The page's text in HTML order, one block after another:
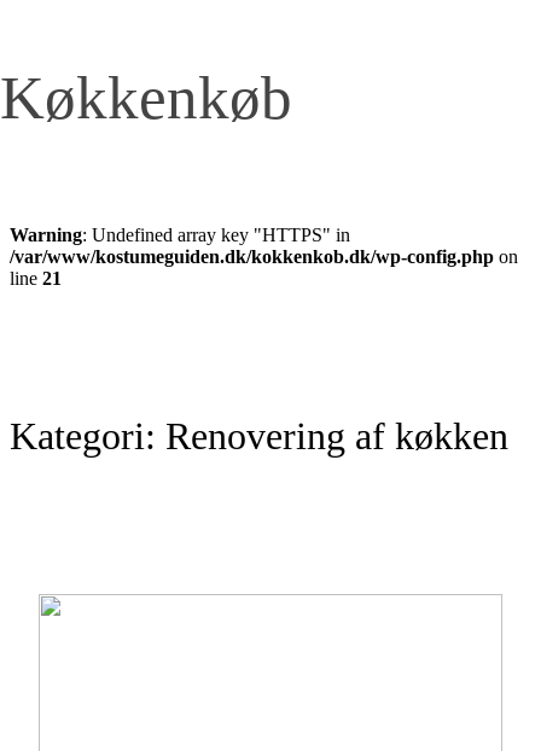
Warning: Undefined array key "HTTPS" in
/var/www/kostumeguiden.dk/kokkenkob.dk/wp-config.php on
line 21
Køkkenkøb
Kategori: Renovering af køkken